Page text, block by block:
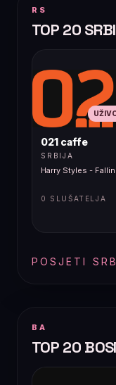
RS
TOP 20
021 caffe
SRBIJA
Harry Styles -
0 SLUŠATELJA
POSJETI
BA
TOP 20